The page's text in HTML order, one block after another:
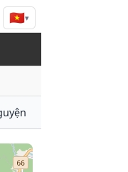
🇻🇳▾